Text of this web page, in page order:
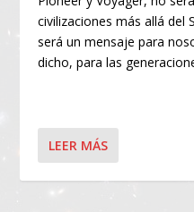
civilizaciones más allá del
será un mensaje para
dicho, para las
LEER MÁS